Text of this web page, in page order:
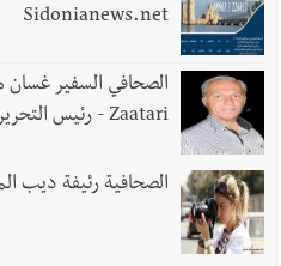
Sidonianews.net
Zaatari - رئيس التحرير
الصحافية رئيفة ديب